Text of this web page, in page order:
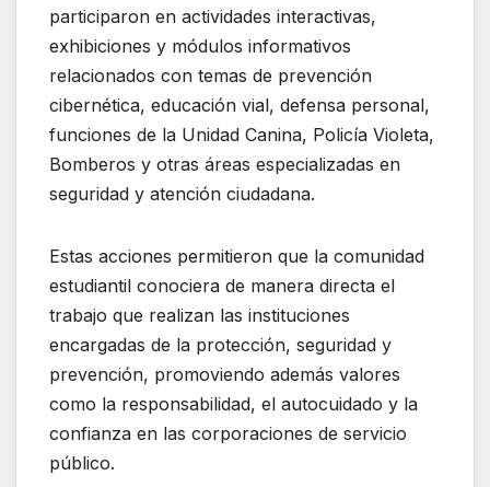
participaron en actividades interactivas,
exhibiciones y módulos informativos
relacionados con temas de prevención
cibernética, educación vial, defensa personal,
funciones de la Unidad Canina, Policía Violeta,
Bomberos y otras áreas especializadas en
seguridad y atención ciudadana.
Estas acciones permitieron que la comunidad
estudiantil conociera de manera directa el
trabajo que realizan las instituciones
encargadas de la protección, seguridad y
prevención, promoviendo además valores
como la responsabilidad, el autocuidado y la
confianza en las corporaciones de servicio
público.